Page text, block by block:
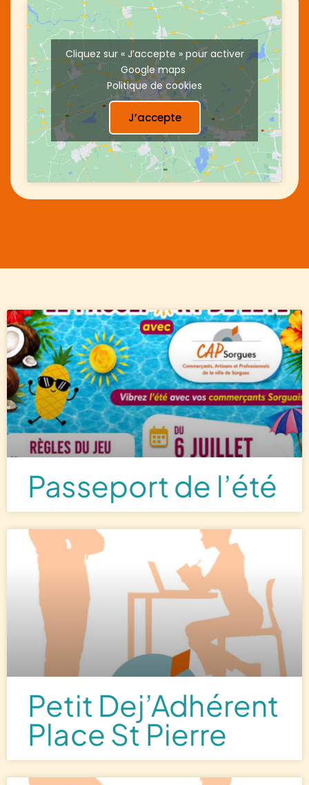
Cliquez sur « J’accepte » pour activer
Google maps
Politique de cookies
J’accepte
Passeport de l’été
Petit Dej’Adhérent
Place St Pierre